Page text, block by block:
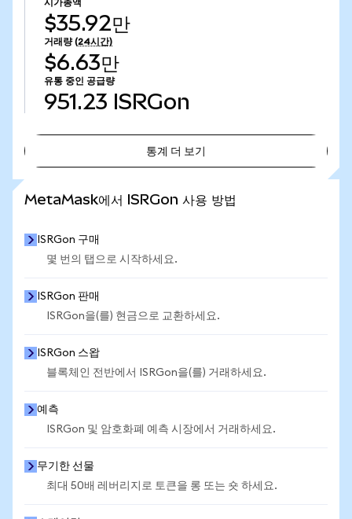
시가총액
$35.92만
거래량 (24시간)
$6.63만
유통 중인 공급량
951.23 ISRGon
통계 더 보기
MetaMask에서 ISRGon 사용 방법
ISRGon 구매
몇 번의 탭으로 시작하세요.
ISRGon 판매
ISRGon을(를) 현금으로 교환하세요.
ISRGon 스왑
블록체인 전반에서 ISRGon을(를) 거래하세요.
예측
ISRGon 및 암호화폐 예측 시장에서 거래하세요.
무기한 선물
최대 50배 레버리지로 토큰을 롱 또는 숏 하세요.